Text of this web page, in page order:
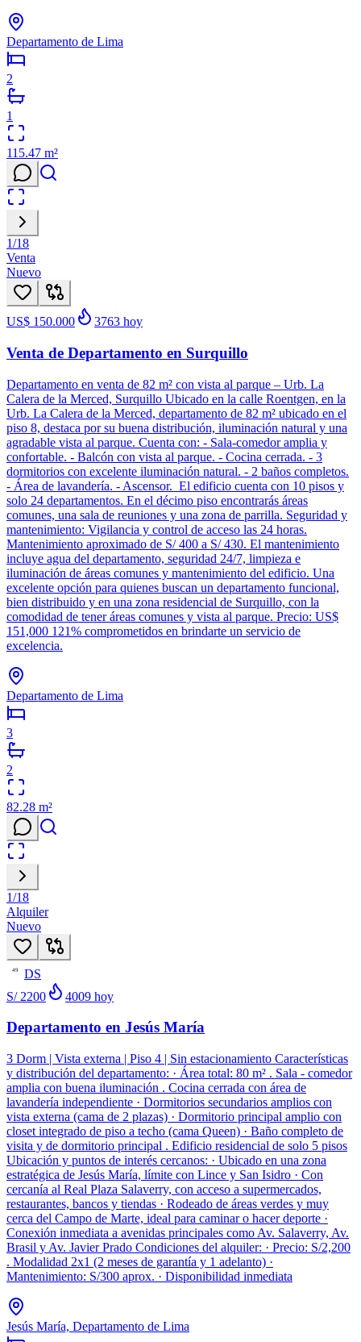
Departamento de Lima
2
1
115.47 m²
1/18
Venta
Nuevo
US$ 150.000 3763 hoy
Venta de Departamento en Surquillo
Departamento en venta de 82 m² con vista al parque – Urb. La
Calera de la Merced, Surquillo Ubicado en la calle Roentgen, en la
Urb. La Calera de la Merced, departamento de 82 m² ubicado en el
piso 8, destaca por su buena distribución, iluminación natural y una
agradable vista al parque. Cuenta con: - Sala-comedor amplia y
confortable. - Balcón con vista al parque. - Cocina cerrada. - 3
dormitorios con excelente iluminación natural. - 2 baños completos.
- Área de lavandería. - Ascensor. El edificio cuenta con 10 pisos y
solo 24 departamentos. En el décimo piso encontrarás áreas
comunes, una sala de reuniones y una zona de parrilla. Seguridad y
mantenimiento: Vigilancia y control de acceso las 24 horas.
Mantenimiento aproximado de S/ 400 a S/ 430. El mantenimiento
incluye agua del departamento, seguridad 24/7, limpieza e
iluminación de áreas comunes y mantenimiento del edificio. Una
excelente opción para quienes buscan un departamento funcional,
bien distribuido y en una zona residencial de Surquillo, con la
comodidad de tener áreas comunes y vista al parque. Precio: US$
151,000 121% comprometidos en brindarte un servicio de
excelencia.
Departamento de Lima
3
2
82.28 m²
1/18
Alquiler
Nuevo
49
DS
S/ 2200
4009 hoy
Departamento en Jesús María
3 Dorm | Vista externa | Piso 4 | Sin estacionamiento Características
y distribución del departamento: · Área total: 80 m² . Sala - comedor
amplia con buena iluminación . Cocina cerrada con área de
lavandería independiente · Dormitorios secundarios amplios con
vista externa (cama de 2 plazas) · Dormitorio principal amplio con
closet integrado de piso a techo (cama Queen) · Baño completo de
visita y de dormitorio principal . Edificio residencial de solo 5 pisos
Ubicación y puntos de interés cercanos: · Ubicado en una zona
estratégica de Jesús María, límite con Lince y San Isidro · Con
cercanía al Real Plaza Salaverry, con acceso a supermercados,
restaurantes, bancos y tiendas · Rodeado de áreas verdes y muy
cerca del Campo de Marte, ideal para caminar o hacer deporte ·
Conexión inmediata a avenidas principales como Av. Salaverry, Av.
Brasil y Av. Javier Prado Condiciones del alquiler: · Precio: S/2,200
. Modalidad 2x1 (2 meses de garantía y 1 adelanto) ·
Mantenimiento: S/300 aprox. · Disponibilidad inmediata
Jesús María, Departamento de Lima